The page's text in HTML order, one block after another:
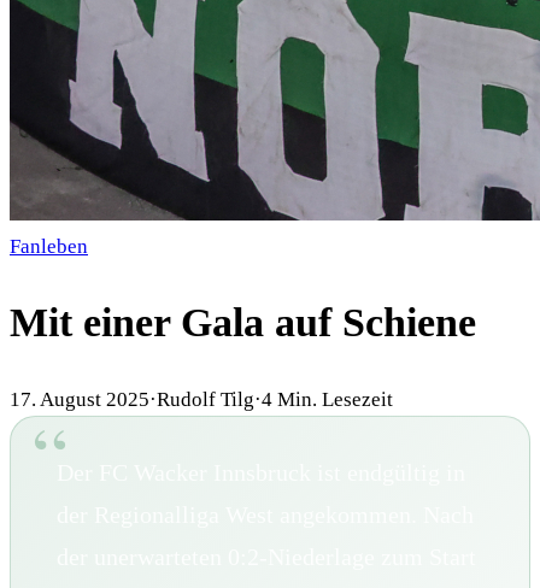
Fanleben
Mit einer Gala auf Schiene
17. August 2025·Rudolf Tilg·4 Min. Lesezeit